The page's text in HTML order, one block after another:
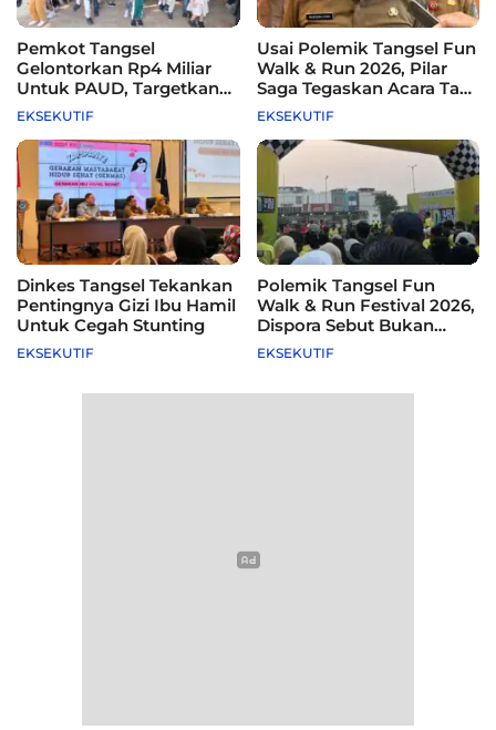
Pemkot Tangsel
Gelontorkan Rp4 Miliar
Untuk PAUD, Targetkan
115 Sekolah
EKSEKUTIF
Usai Polemik Tangsel Fun
Walk & Run 2026, Pilar
Saga Tegaskan Acara Tak
Difasilitasi Pemkot
EKSEKUTIF
Dinkes Tangsel Tekankan
Pentingnya Gizi Ibu Hamil
Untuk Cegah Stunting
EKSEKUTIF
Polemik Tangsel Fun
Walk & Run Festival 2026,
Dispora Sebut Bukan
Agenda Pemkot
EKSEKUTIF